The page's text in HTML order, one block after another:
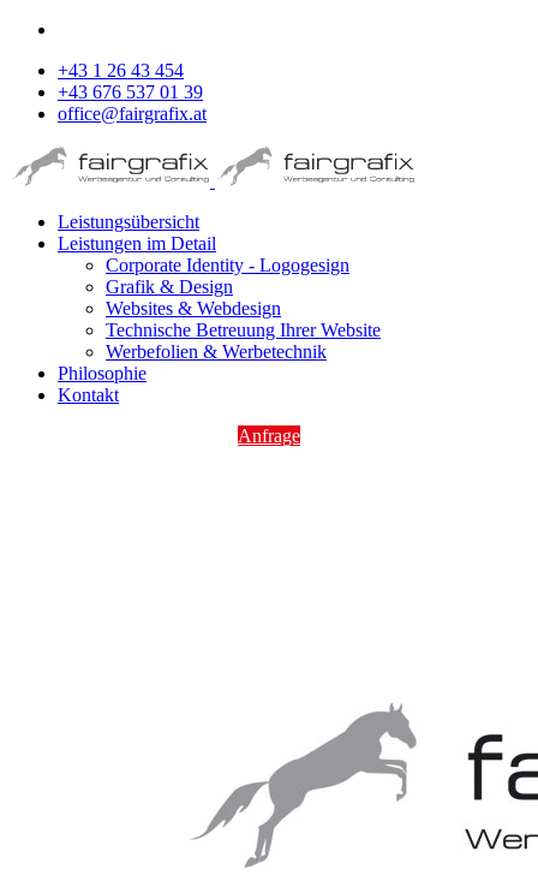
+43 1 26 43 454
+43 676 537 01 39
office@fairgrafix.at
Leistungsübersicht
Leistungen im Detail
Corporate Identity - Logogesign
Grafik & Design
Websites & Webdesign
Technische Betreuung Ihrer Website
Werbefolien & Werbetechnik
Philosophie
Kontakt
Anfrage